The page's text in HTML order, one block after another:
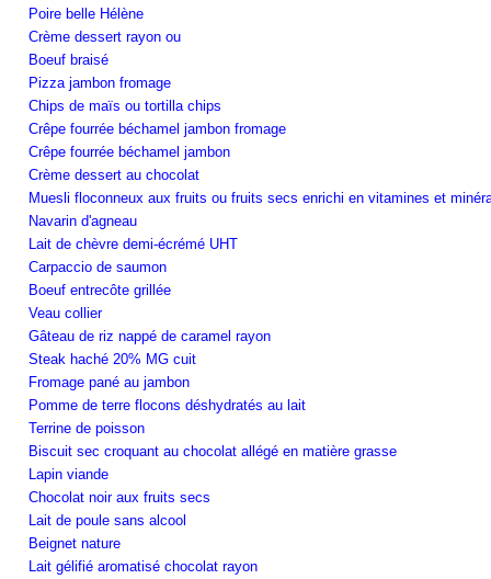
Poire belle Hélène
Crème dessert rayon ou
Boeuf braisé
Pizza jambon fromage
Chips de maïs ou tortilla chips
Crêpe fourrée béchamel jambon fromage
Crêpe fourrée béchamel jambon
Crème dessert au chocolat
Muesli floconneux aux fruits ou fruits secs enrichi en vitamines et
Navarin d'agneau
Lait de chèvre demi-écrémé UHT
Carpaccio de saumon
Boeuf entrecôte grillée
Veau collier
Gâteau de riz nappé de caramel rayon
Steak haché 20% MG cuit
Fromage pané au jambon
Pomme de terre flocons déshydratés au lait
Terrine de poisson
Biscuit sec croquant au chocolat allégé en matière grasse
Lapin viande
Chocolat noir aux fruits secs
Lait de poule sans alcool
Beignet nature
Lait gélifié aromatisé chocolat rayon